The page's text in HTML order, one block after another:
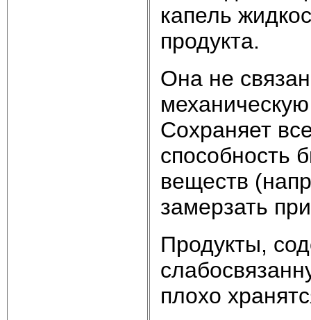
капель
продукта.
Она не
Сохраняет
способность
веществ
замерзать
Продукты,
плохо